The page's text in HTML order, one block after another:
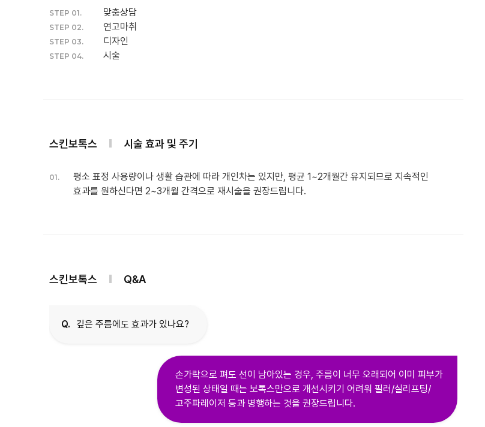
STEP 01. 맞춤상담
STEP 02. 연고마취
STEP 03. 디자인
STEP 04. 시술
스킨보톡스 시술 효과 및 주기
01.
평소 표정 사용량이나 생활 습관에 따라 개인차는 있지만, 평균 1~2개월간 유지되므로 지속적인
효과를 원하신다면 2~3개월 간격으로 재시술을 권장드립니다.
스킨보톡스 Q&A
Q. 깊은 주름에도 효과가 있나요?
손가락으로 펴도 선이 남아있는 경우, 주름이 너무 오래되어 이미 피부가
변성된 상태일 때는 보톡스만으로 개선시키기 어려워 필러/실리프팅/
고주파레이저 등과 병행하는 것을 권장드립니다.